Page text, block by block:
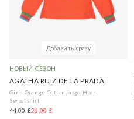
Добавить сразу
НОВЫЙ СЕЗОН
AGATHA RUIZ DE LA PRADA
Girls Orange Cotton Logo Heart
Sweatshirt
44,00 £26,00 £